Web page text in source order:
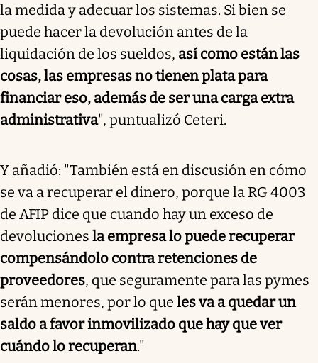
la medida y adecuar los sistemas. Si bien se
puede hacer la devolución antes de la
liquidación de los sueldos, así como están las
cosas, las empresas no tienen plata para
financiar eso, además de ser una carga extra
administrativa", puntualizó Ceteri.
Y añadió: "También está en discusión en cómo
se va a recuperar el dinero, porque la RG 4003
de AFIP dice que cuando hay un exceso de
devoluciones la empresa lo puede recuperar
compensándolo contra retenciones de
proveedores, que seguramente para las pymes
serán menores, por lo que les va a quedar un
saldo a favor inmovilizado que hay que ver
cuándo lo recuperan."